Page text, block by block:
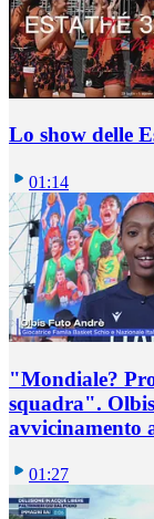
Lo show delle
01:14
"Mondiale?
squadra".
avvicinamento
01:27